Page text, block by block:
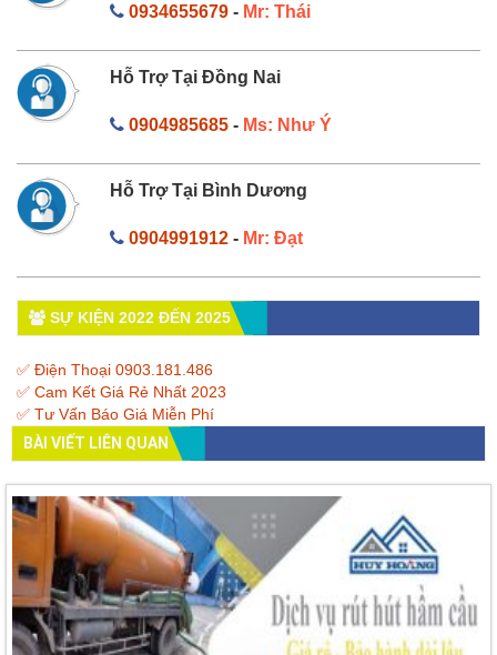
0934655679- Mr: Thái
Hỗ Trợ Tại Đồng Nai
0904985685- Ms: Như Ý
Hỗ Trợ Tại Bình Dương
0904991912- Mr: Đạt
SỰ KIỆN 2022 ĐẾN 2025
✅ Điện Thoại 0903.181.486
✅ Cam Kết Giá Rẻ Nhất 2023
✅ Tư Vấn Báo Giá Miễn Phí
BÀI VIẾT LIÊN QUAN